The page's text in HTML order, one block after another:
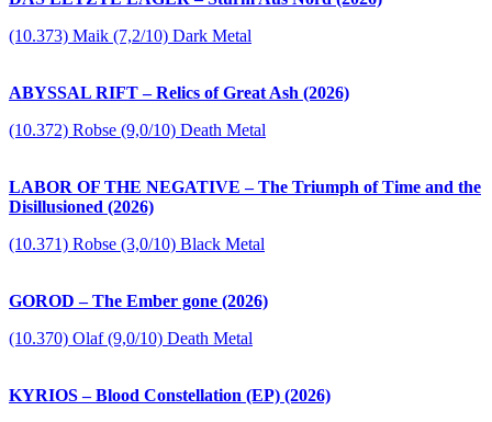
(10.373) Maik (7,2/10) Dark Metal
ABYSSAL RIFT – Relics of Great Ash (2026)
(10.372) Robse (9,0/10) Death Metal
LABOR OF THE NEGATIVE – The Triumph of Time and the
Disillusioned (2026)
(10.371) Robse (3,0/10) Black Metal
GOROD – The Ember gone (2026)
(10.370) Olaf (9,0/10) Death Metal
KYRIOS – Blood Constellation (EP) (2026)